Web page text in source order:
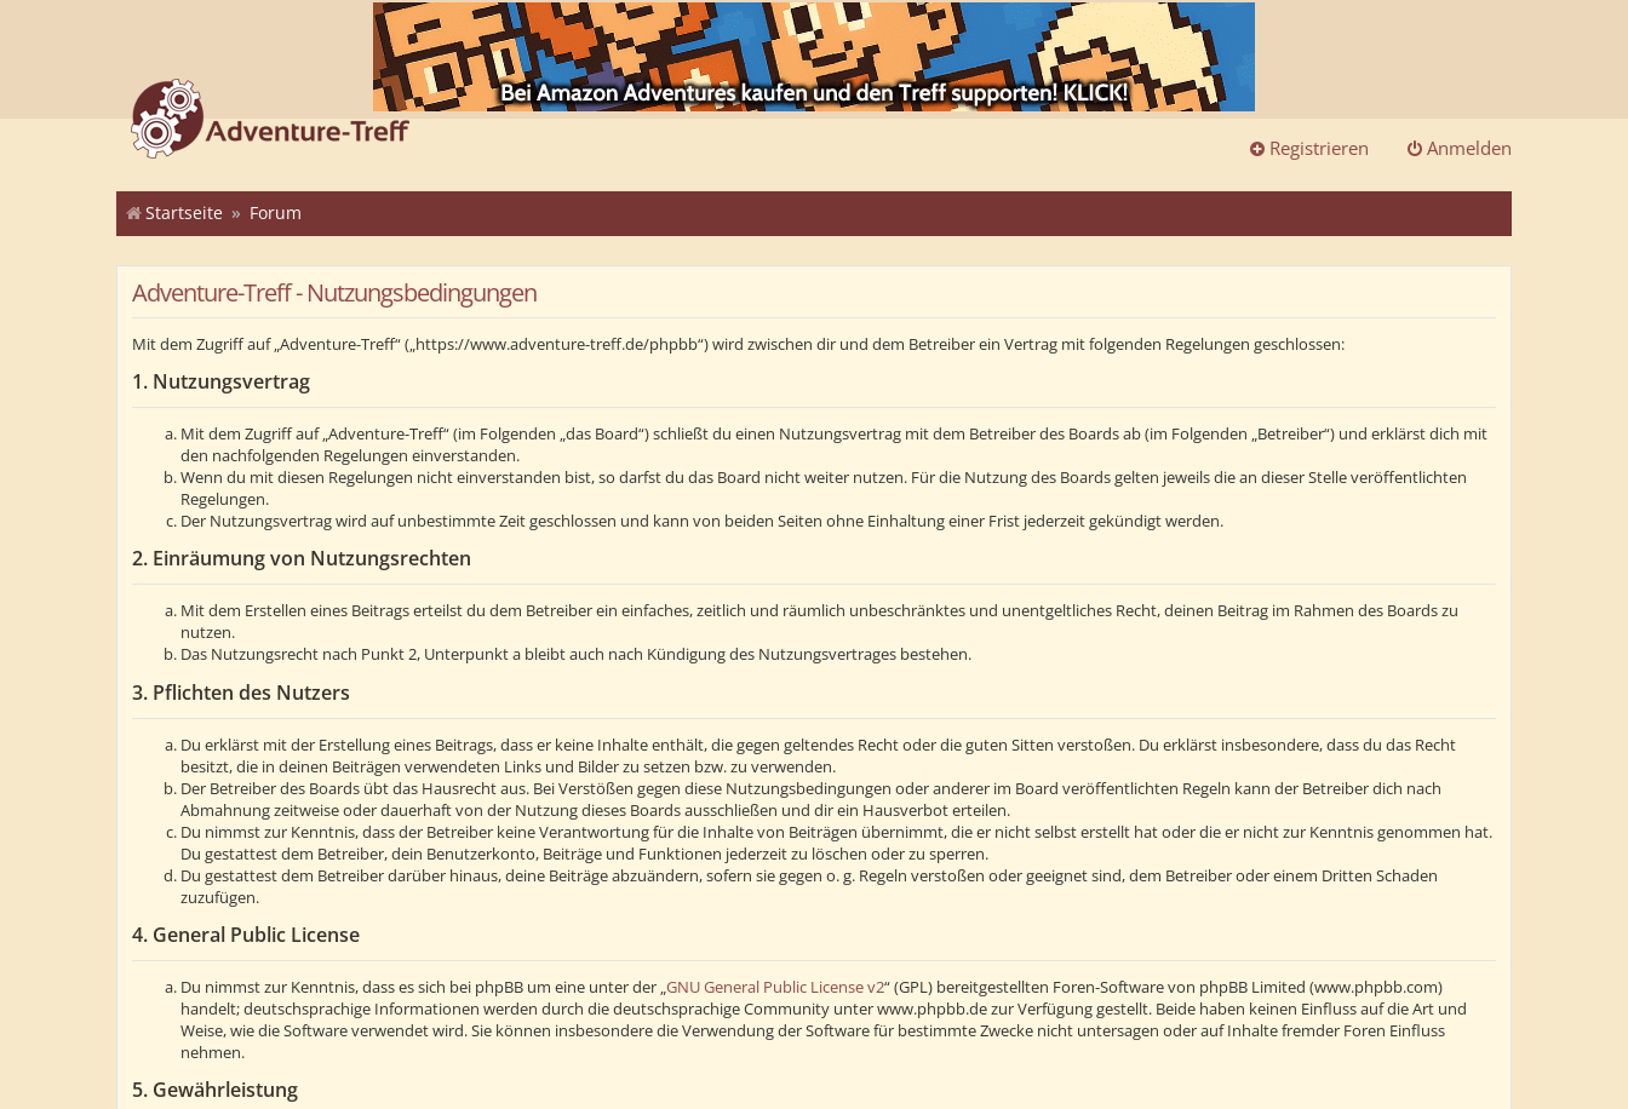
Anmelden
Registrieren
Startseite Forum
Adventure-Treff - Nutzungsbedingungen
Mit dem Zugriff auf „Adventure-Treff“ („https://www.adventure-treff.de/phpbb“) wird zwischen dir und dem Betreiber ein Vertrag mit folgenden Regelungen geschlossen:
1. Nutzungsvertrag
Mit dem Zugriff auf „Adventure-Treff“ (im Folgenden „das Board“) schließt du einen Nutzungsvertrag mit dem Betreiber des Boards ab (im Folgenden „Betreiber“) und erklärst dich mit
den nachfolgenden Regelungen einverstanden.
Wenn du mit diesen Regelungen nicht einverstanden bist, so darfst du das Board nicht weiter nutzen. Für die Nutzung des Boards gelten jeweils die an dieser Stelle veröffentlichten
Regelungen.
Der Nutzungsvertrag wird auf unbestimmte Zeit geschlossen und kann von beiden Seiten ohne Einhaltung einer Frist jederzeit gekündigt werden.
2. Einräumung von Nutzungsrechten
Mit dem Erstellen eines Beitrags erteilst du dem Betreiber ein einfaches, zeitlich und räumlich unbeschränktes und unentgeltliches Recht, deinen Beitrag im Rahmen des Boards zu
nutzen.
Das Nutzungsrecht nach Punkt 2, Unterpunkt a bleibt auch nach Kündigung des Nutzungsvertrages bestehen.
3. Pflichten des Nutzers
Du erklärst mit der Erstellung eines Beitrags, dass er keine Inhalte enthält, die gegen geltendes Recht oder die guten Sitten verstoßen. Du erklärst insbesondere, dass du das Recht
besitzt, die in deinen Beiträgen verwendeten Links und Bilder zu setzen bzw. zu verwenden.
Der Betreiber des Boards übt das Hausrecht aus. Bei Verstößen gegen diese Nutzungsbedingungen oder anderer im Board veröffentlichten Regeln kann der Betreiber dich nach
Abmahnung zeitweise oder dauerhaft von der Nutzung dieses Boards ausschließen und dir ein Hausverbot erteilen.
Du nimmst zur Kenntnis, dass der Betreiber keine Verantwortung für die Inhalte von Beiträgen übernimmt, die er nicht selbst erstellt hat oder die er nicht zur Kenntnis genommen hat.
Du gestattest dem Betreiber, dein Benutzerkonto, Beiträge und Funktionen jederzeit zu löschen oder zu sperren.
Du gestattest dem Betreiber darüber hinaus, deine Beiträge abzuändern, sofern sie gegen o. g. Regeln verstoßen oder geeignet sind, dem Betreiber oder einem Dritten Schaden
zuzufügen.
4. General Public License
Du nimmst zur Kenntnis, dass es sich bei phpBB um eine unter der „GNU General Public License v2“ (GPL) bereitgestellten Foren-Software von phpBB Limited (www.phpbb.com)
handelt; deutschsprachige Informationen werden durch die deutschsprachige Community unter www.phpbb.de zur Verfügung gestellt. Beide haben keinen Einfluss auf die Art und
Weise, wie die Software verwendet wird. Sie können insbesondere die Verwendung der Software für bestimmte Zwecke nicht untersagen oder auf Inhalte fremder Foren Einfluss
nehmen.
5. Gewährleistung